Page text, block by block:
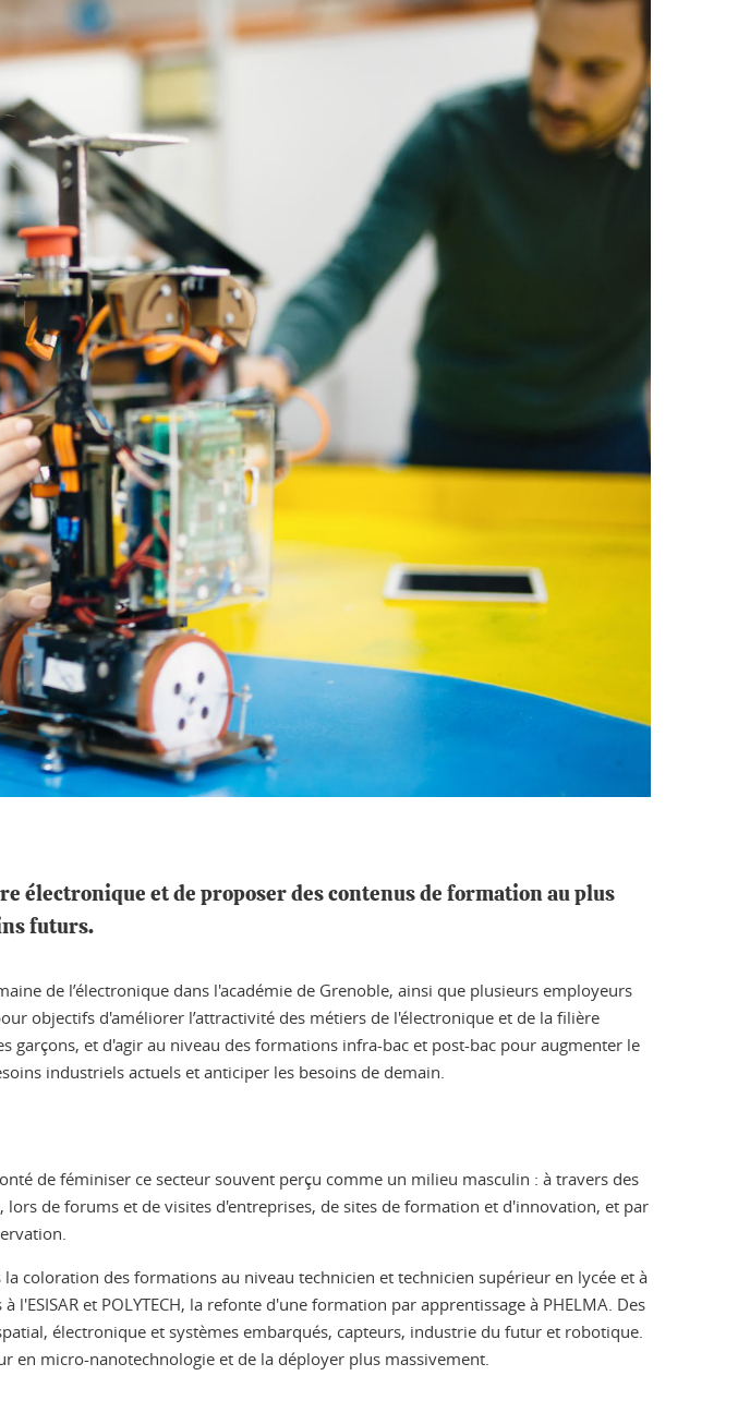
électronique et de proposer des contenus de formation au plus
futurs.
de l’électronique dans l'académie de Grenoble, ainsi que plusieurs employeurs
objectifs d'améliorer l’attractivité des métiers de l'électronique et de la filière
et d'agir au niveau des formations infra-bac et post-bac pour augmenter le
industriels actuels et anticiper les besoins de demain.
de féminiser ce secteur souvent perçu comme un milieu masculin : à travers des
de forums et de visites d'entreprises, de sites de formation et d'innovation, et par
la coloration des formations au niveau technicien et technicien supérieur en lycée et à
et POLYTECH, la refonte d'une formation par apprentissage à PHELMA. Des
électronique et systèmes embarqués, capteurs, industrie du futur et robotique.
micro-nanotechnologie et de la déployer plus massivement.